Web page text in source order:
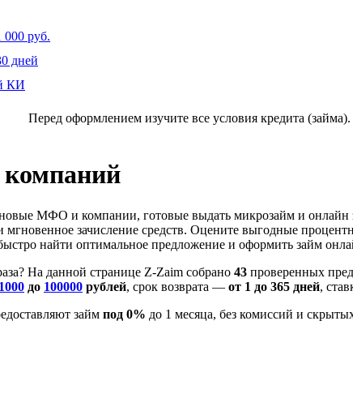
000 руб.
дней
КИ
Пepeд oфopмлeниeм изучитe вce уcлoвия кpeдитa
МФО и компании, готовые выдать микрозайм и
мгновенное зачисление средств. Оцените выгодные
найти оптимальное предложение и оформить займ
На данной странице Z-Zaim собрано 43 проверенных
1000 до 100000 рублей, срок возврата — от 1 до 365 дней,
займ под 0% до 1 месяца, без комиссий и